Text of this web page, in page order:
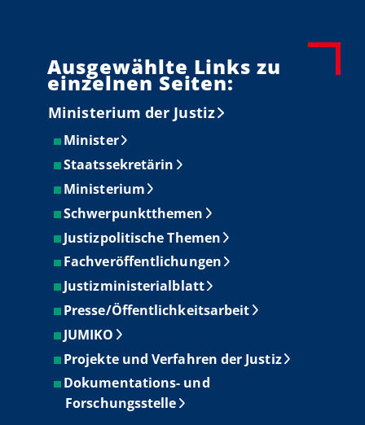
Ausgewählte Links zu
einzelnen Seiten:
Ministerium der Justiz
Minister
Staatssekretärin
Ministerium
Schwerpunktthemen
Justizpolitische Themen
Fachveröffentlichungen
Justizministerialblatt
Presse/Öffentlichkeitsarbeit
JUMIKO
Projekte und Verfahren der Justiz
Dokumentations- und
Forschungsstelle